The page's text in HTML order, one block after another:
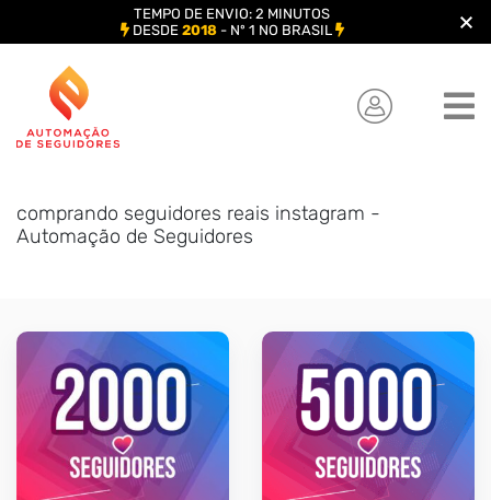
content
comprando seguidores reais instagram -
Automação de Seguidores
TEMPO DE ENVIO: 2 MINUTOS
DESDE 2018- Nº 1 NO BRASIL